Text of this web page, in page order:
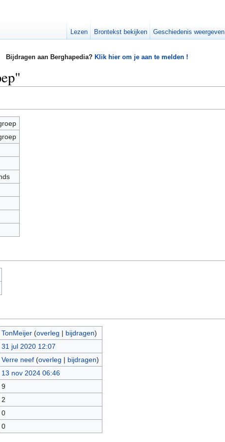
Bijdragen aan Berghapedia? Klik hier om je aan te melden !
TonMeijer (overleg | bijdragen)
31 jul 2020 12:07
Verre neef (overleg | bijdragen)
13 nov 2024 06:46
9
2
0
0
Lezen Brontekst bekijken Geschiedenis weergeven